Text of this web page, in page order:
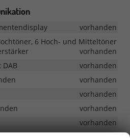
vorhanden
6 Hoch- und Mitteltöner
vorhanden
vorhanden
vorhanden
vorhanden
vorhanden
vorhanden